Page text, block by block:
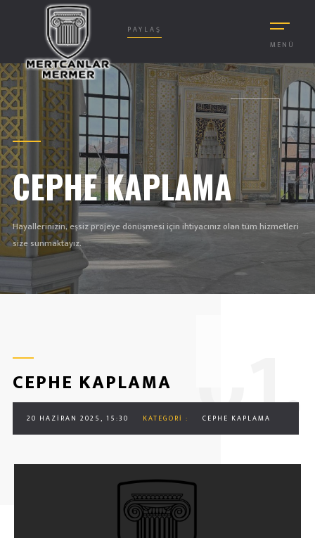
MENÜ
PAYLAŞ
CEPHE KAPLAMA
Hayallerinizin, eşsiz projeye dönüşmesi için ihtiyacınız olan tüm hizmetleri
size sunmaktayız.
CEPHE KAPLAMA
20 HAZIRAN 2025, 15:30 KATEGORI : CEPHE KAPLAMA
01.